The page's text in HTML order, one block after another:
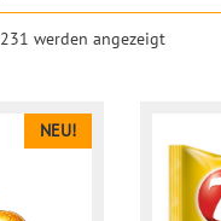
werden angezeigtNach
NEU!